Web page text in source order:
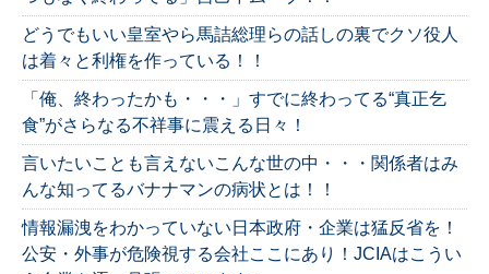
どうでもいい皇室やら馬詰総理らの話しの裏でクソ役人
は着々と利権を作っている！！
「俺、終わったかも・・・」すでに終わってる“真正乞
食”がさらなる不祥事に震える日々！
言いたいことも言えないこんな世の中・・・関係者はみ
んな知ってるバナナマンの病状とは！！
情報漏洩をわかっていない日本政府・企業は猛反省を！
公安・外事が危険視する会社ここにあり！JCIAはこうい